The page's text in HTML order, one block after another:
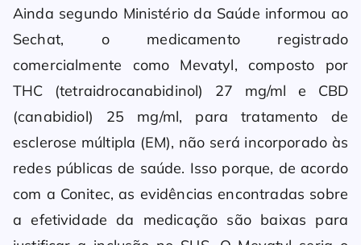
Ainda segundo Ministério da Saúde informou ao
Sechat, o medicamento registrado
comercialmente como Mevatyl, composto por
THC (tetraidrocanabidinol) 27 mg/ml e CBD
(canabidiol) 25 mg/ml, para tratamento de
esclerose múltipla (EM), não será incorporado às
redes públicas de saúde. Isso porque, de acordo
com a Conitec, as evidências encontradas sobre
a efetividade da medicação são baixas para